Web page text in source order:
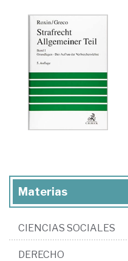
Materias
CIENCIAS SOCIALES
DERECHO